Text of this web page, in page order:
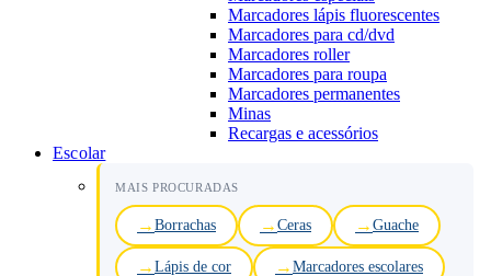
Marcadores lápis fluorescentes
Marcadores para cd/dvd
Marcadores roller
Marcadores para roupa
Marcadores permanentes
Minas
Recargas e acessórios
Escolar
MAIS PROCURADAS
Borrachas Ceras Guache
Lápis de cor Marcadores escolares